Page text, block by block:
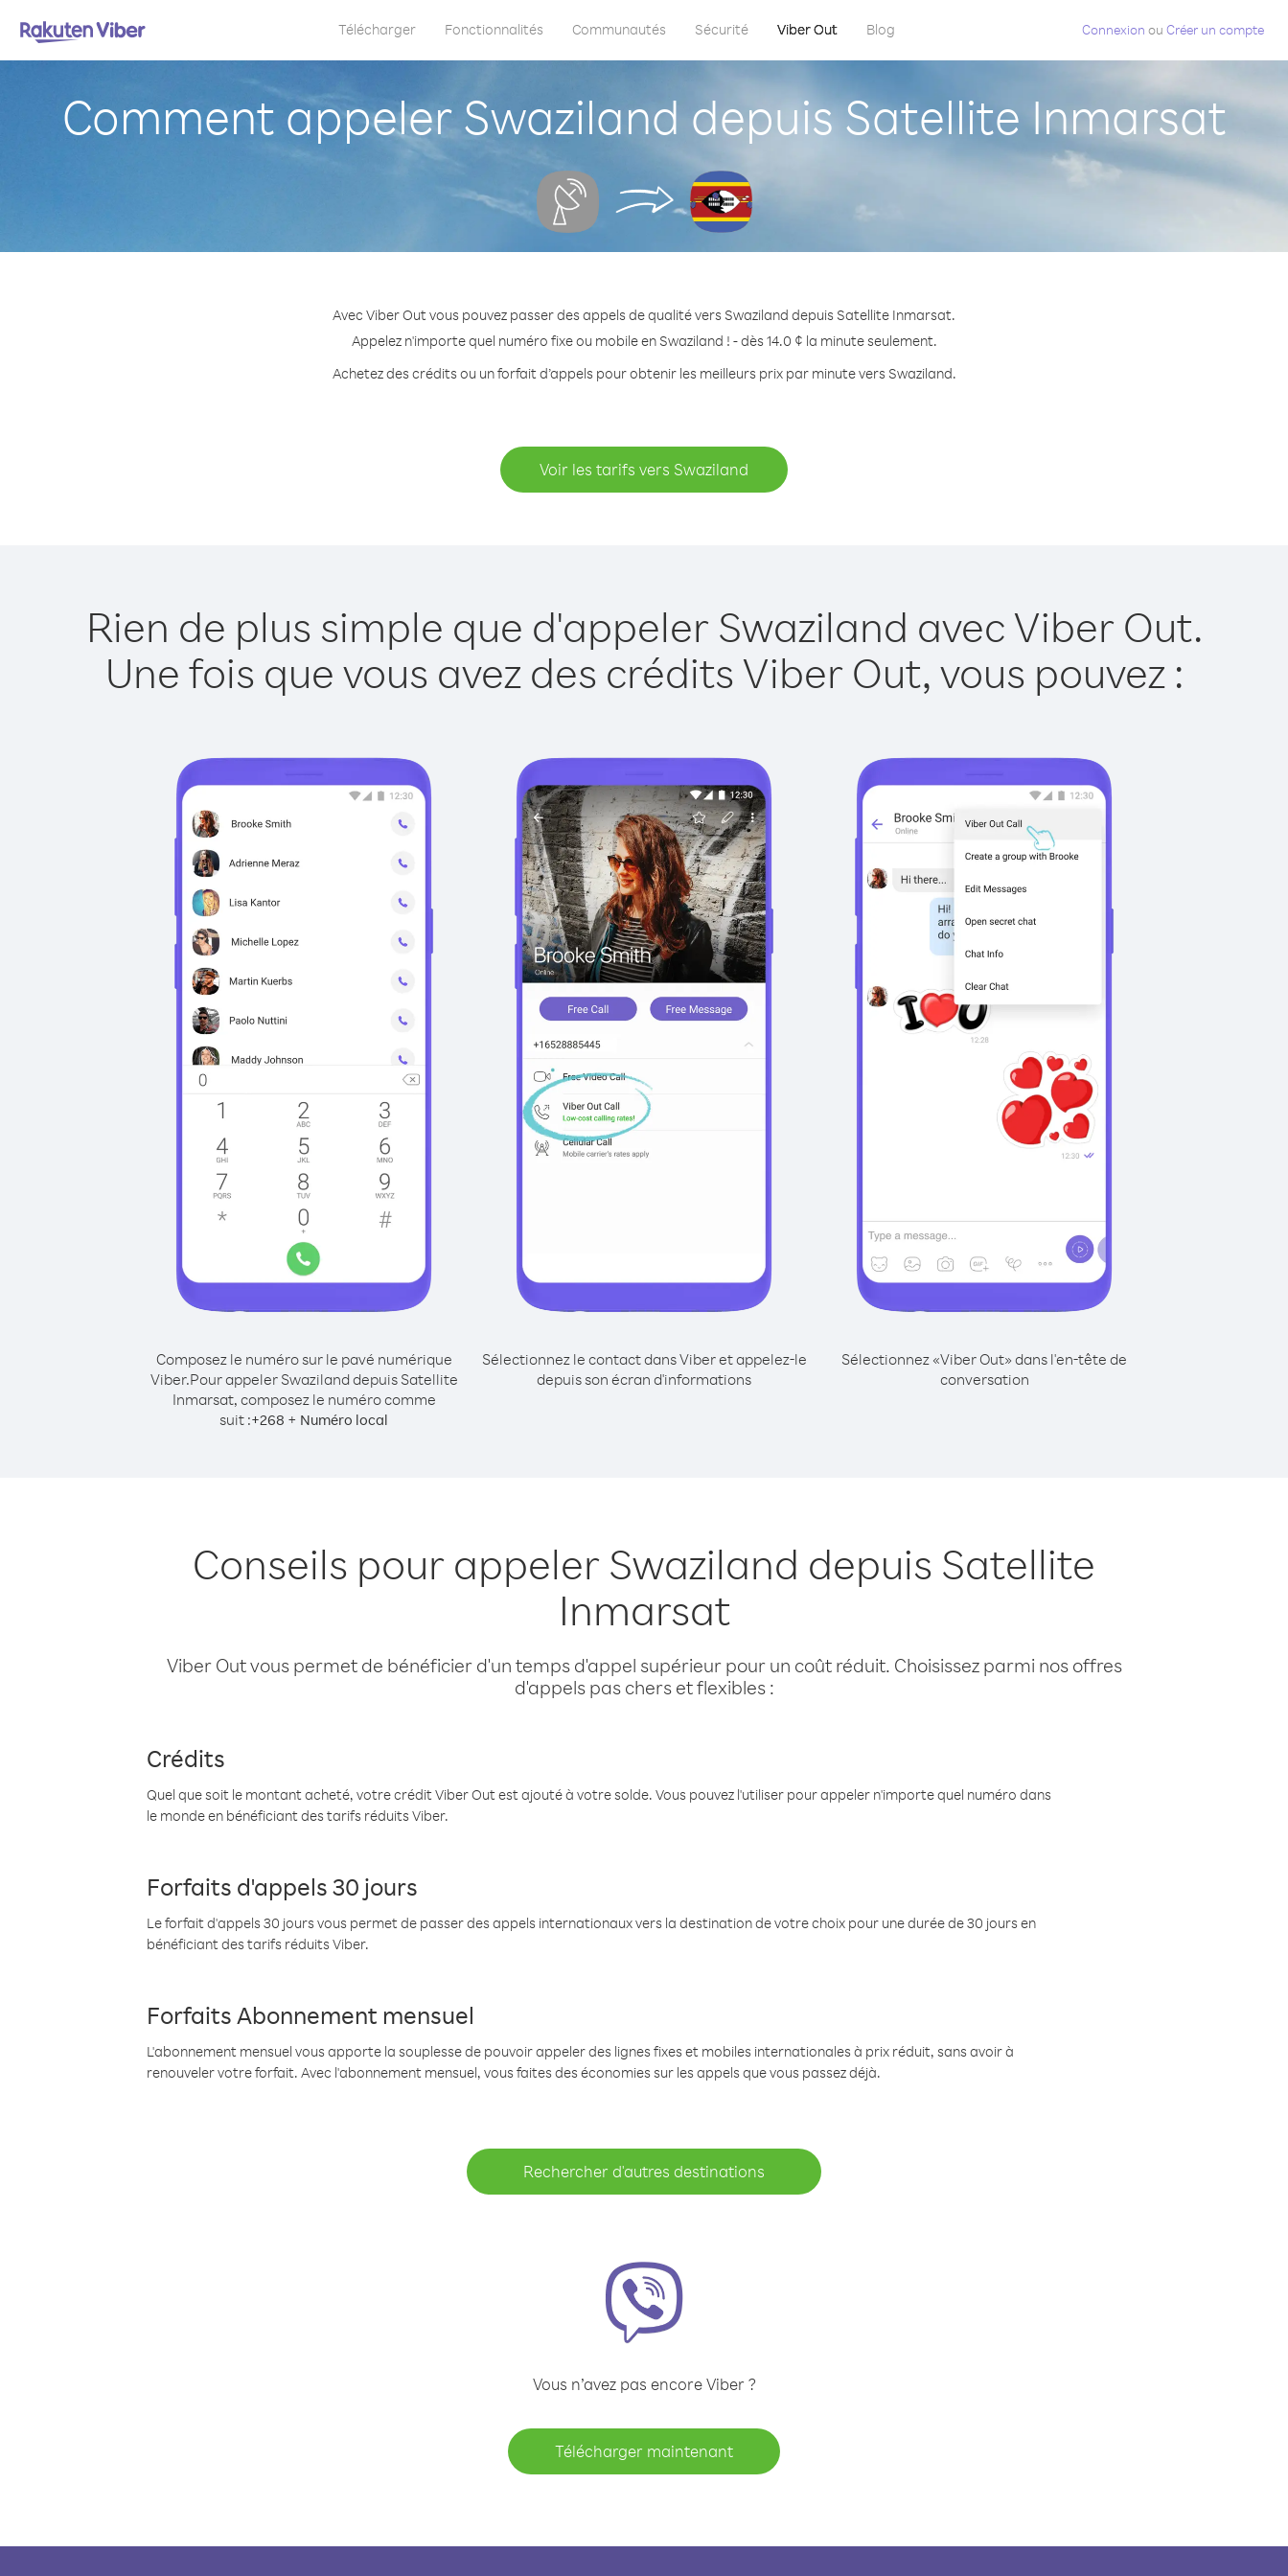
Télécharger Fonctionnalités Communautés Sécurité Viber Out Blog Connexion ou Créer un compte
Comment appeler Swaziland depuis Satellite Inmarsat
Avec Viber Out vous pouvez passer des appels de qualité vers Swaziland depuis Satellite Inmarsat.
Appelez n'importe quel numéro fixe ou mobile en Swaziland ! - dès 14.0 ¢ la minute seulement.
Achetez des crédits ou un forfait d’appels pour obtenir les meilleurs prix par minute vers Swaziland.
Voir les tarifs vers Swaziland
Rien de plus simple que d'appeler Swaziland avec Viber Out.
Une fois que vous avez des crédits Viber Out, vous pouvez :
Composez le numéro sur le pavé numérique
Viber.Pour appeler Swaziland depuis Satellite
Inmarsat, composez le numéro comme
suit :+268 + Numéro local
Sélectionnez le contact dans Viber et appelez-le
depuis son écran d'informations
Sélectionnez «Viber Out» dans l'en-tête de
conversation
Conseils pour appeler Swaziland depuis Satellite
Inmarsat
Viber Out vous permet de bénéficier d'un temps d'appel supérieur pour un coût réduit. Choisissez parmi nos offres
d'appels pas chers et flexibles :
Crédits
Quel que soit le montant acheté, votre crédit Viber Out est ajouté à votre solde. Vous pouvez l'utiliser pour appeler n'importe quel numéro dans
le monde en bénéficiant des tarifs réduits Viber.
Forfaits d'appels 30 jours
Le forfait d'appels 30 jours vous permet de passer des appels internationaux vers la destination de votre choix pour une durée de 30 jours en
bénéficiant des tarifs réduits Viber.
Forfaits Abonnement mensuel
L'abonnement mensuel vous apporte la souplesse de pouvoir appeler des lignes fixes et mobiles internationales à prix réduit, sans avoir à
renouveler votre forfait. Avec l'abonnement mensuel, vous faites des économies sur les appels que vous passez déjà.
Rechercher d'autres destinations
Vous n’avez pas encore Viber ?
Télécharger maintenant